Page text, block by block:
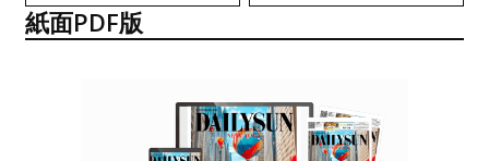
紙面PDF版